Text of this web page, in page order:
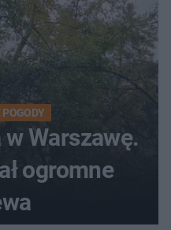
w Warszawę.
ogromne